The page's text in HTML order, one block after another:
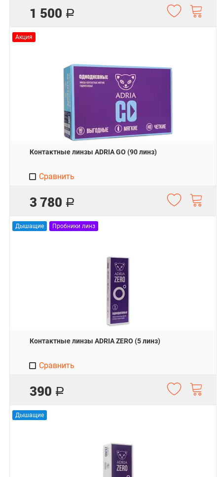
1 500 Р
Акция
Контактные линзы ADRIA GO (90 линз)
3 780 Р
Сравнить
Дышащие Пробники линз
Контактные линзы ADRIA ZERO (5 линз)
390 Р
Сравнить
Дышащие